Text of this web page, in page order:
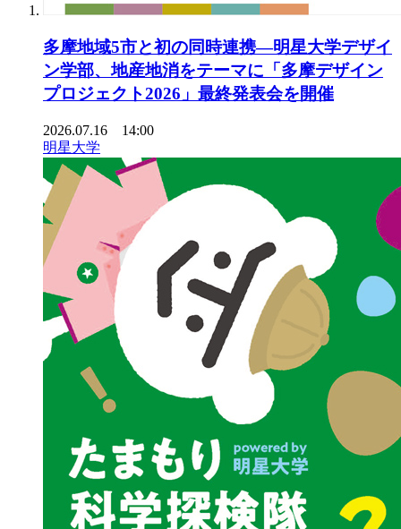
多摩地域5市と初の同時連携―明星大学デザイ
ン学部、地産地消をテーマに「多摩デザイン
プロジェクト2026」最終発表会を開催
2026.07.16 14:00
明星大学